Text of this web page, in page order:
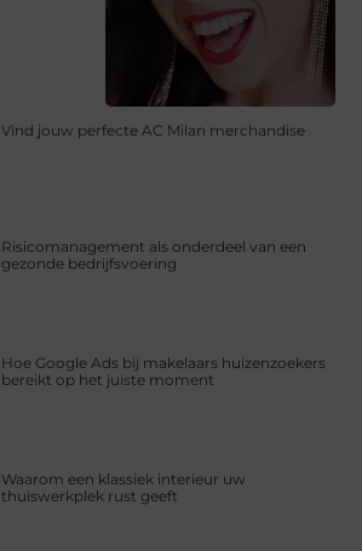
Vind jouw perfecte AC Milan merchandise
Risicomanagement als onderdeel van een
gezonde bedrijfsvoering
Hoe Google Ads bij makelaars huizenzoekers
bereikt op het juiste moment
Waarom een klassiek interieur uw
thuiswerkplek rust geeft